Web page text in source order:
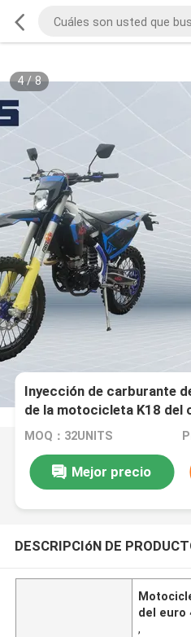
4/8
Inyección de carburante
de la motocicleta K18 del
de Kews
MOQ：32UNITS
Mejor precio
DESCRIPCIóN DE
del euro
,